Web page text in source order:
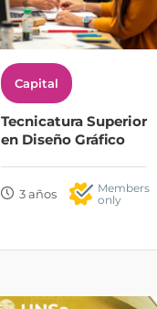
Capital
Tecnicatura Superior
en Diseño Gráfico
3 años
Members
only